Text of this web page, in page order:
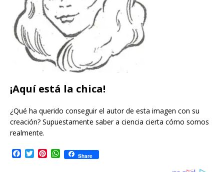
¡Aquí está la chica!
¿Qué ha querido conseguir el autor de esta imagen con su
creación? Supuestamente saber a ciencia cierta cómo somos
realmente.
T
P
W
h
Share